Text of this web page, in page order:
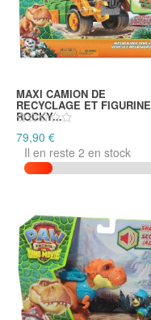
MAXI CAMION DE
RECYCLAGE ET FIGURINE
ROCKY...
79,90 €
Il en reste 2 en stock